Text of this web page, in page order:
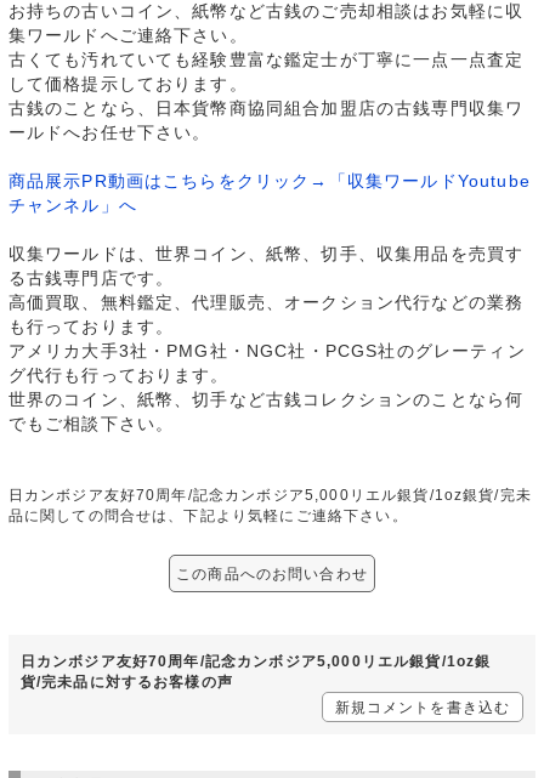
お持ちの古いコイン、紙幣など古銭のご売却相談はお気軽に収
集ワールドへご連絡下さい。
古くても汚れていても経験豊富な鑑定士が丁寧に一点一点査定
して価格提示しております。
古銭のことなら、日本貨幣商協同組合加盟店の古銭専門収集ワ
ールドへお任せ下さい。
商品展示PR動画はこちらをクリック→「収集ワールドYoutube
チャンネル」へ
収集ワールドは、世界コイン、紙幣、切手、収集用品を売買す
る古銭専門店です。
高価買取、無料鑑定、代理販売、オークション代行などの業務
も行っております。
アメリカ大手3社・PMG社・NGC社・PCGS社のグレーティン
グ代行も行っております。
世界のコイン、紙幣、切手など古銭コレクションのことなら何
でもご相談下さい。
日カンボジア友好70周年/記念カンボジア5,000リエル銀貨/1oz銀貨/完未
品に関しての問合せは、下記より気軽にご連絡下さい。
この商品へのお問い合わせ
日カンボジア友好70周年/記念カンボジア5,000リエル銀貨/1oz銀
貨/完未品に対するお客様の声
新規コメントを書き込む